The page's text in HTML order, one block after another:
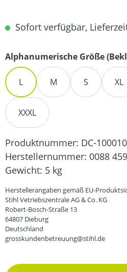
Sofort verfügbar,
Alphanumerische Größe
L M S XL
XXXL
Produktnummer: DC-
Herstellernummer: 0088
Gewicht: 5 kg
Herstellerangaben gemäß EU-
Stihl Vetriebszentrale AG & Co. KG
Robert-Bosch-Straße 13
64807 Dieburg
Deutschland
grosskundenbetreuung@stihl.de